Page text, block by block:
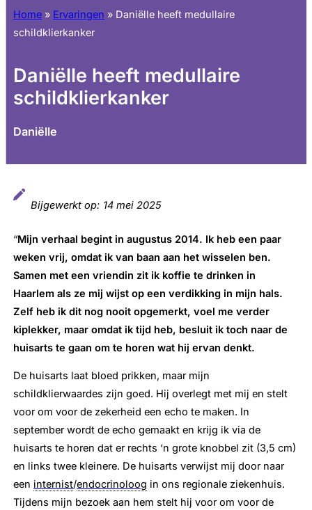
Home » Ervaringen » Daniëlle heeft medullaire
schildklierkanker
Daniëlle heeft medullaire
schildklierkanker
Daniëlle
Bijgewerkt op: 14 mei 2025
“Mijn verhaal begint in augustus 2014. Ik heb een paar
weken vrij, omdat ik van baan aan het wisselen ben.
Samen met een vriendin zit ik koffie te drinken in
Haarlem als ze mij wijst op een verdikking in mijn hals.
Zelf heb ik dit nog nooit opgemerkt, voel me verder
kiplekker, maar omdat ik tijd heb, besluit ik toch naar de
huisarts te gaan om te horen wat hij ervan denkt.
De huisarts laat bloed prikken, maar mijn
schildklierwaardes zijn goed. Hij overlegt met mij en stelt
voor om voor de zekerheid een echo te maken. In
september wordt de echo gemaakt en krijg ik via de
huisarts te horen dat er rechts ‘n grote knobbel zit (3,5 cm)
en links twee kleinere. De huisarts verwijst mij door naar
een internist/endocrinoloog in ons regionale ziekenhuis.
Tijdens mijn bezoek aan hem stelt hij voor om voor de